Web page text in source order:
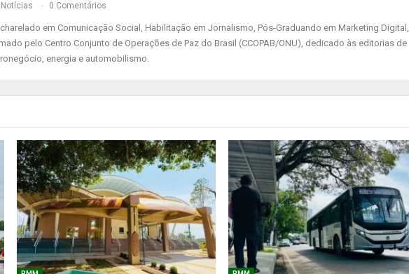
0 Comentários
em Comunicação Social, Habilitação em Jornalismo, Pós-Graduando em Marketing Digital,
pelo Centro Conjunto de Operações de Paz do Brasil (CCOPAB/ONU), dedicado às editorias de
energia e automobilismo.